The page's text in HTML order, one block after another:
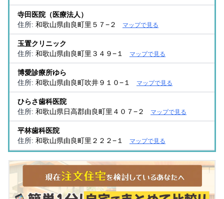
寺田医院（医療法人）
住所: 和歌山県由良町里５７−２ マップで見る
玉置クリニック
住所: 和歌山県由良町里３４９−１ マップで見る
博愛診療所ゆら
住所: 和歌山県由良町吹井９１０−１ マップで見る
ひらさ歯科医院
住所: 和歌山県日高郡由良町里４０７−２ マップで見る
平林歯科医院
住所: 和歌山県由良町里２２２−１ マップで見る